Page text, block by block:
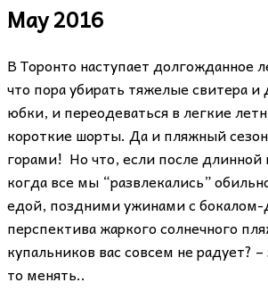
May 2016
В Торонто наступает долгожданное
что пора убирать тяжелые свитера
юбки, и переодеваться в легкие
короткие шорты. Да и пляжный
горами! Но что, если после
когда все мы “развлекались”
едой, поздними ужинами с бокалом-
перспектива жаркого солнечного
купальников вас совсем не радует?
то менять..